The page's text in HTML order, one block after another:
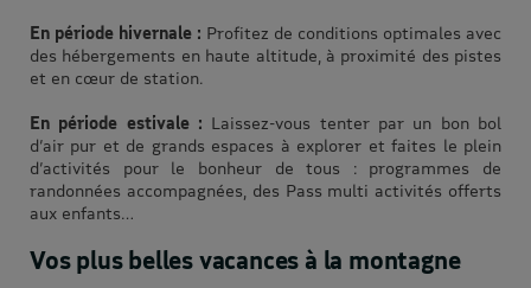
En période hivernale : Profitez de conditions optimales avec
des hébergements en haute altitude, à proximité des pistes
et en cœur de station.
En période estivale : Laissez-vous tenter par un bon bol
d’air pur et de grands espaces à explorer et faites le plein
d’activités pour le bonheur de tous : programmes de
randonnées accompagnées, des Pass multi activités offerts
aux enfants…
Vos plus belles vacances à la montagne